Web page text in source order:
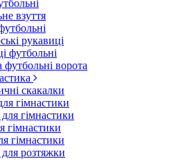
взуття
рукавиці
футбольні
футбольні ворота
скакалки
гімнастики
гімнастики
гімнастики
гімнастики
розтяжки